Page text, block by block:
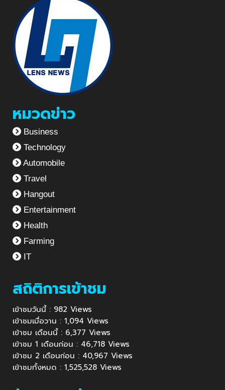
หมวดข่าว
Business
Technology
Automobile
Travel
Hangout
Entertainment
Health
Farming
IT
สถิติการเข้าชม
เข้าชมวันนี้ : 982 Views
เข้าชมเมื่อวาน : 1,094 Views
เข้าชม เดือนนี้ : 6,377 Views
เข้าชม 1 เดือนก่อน : 46,718 Views
เข้าชม 2 เดือนก่อน : 40,967 Views
เข้าชมทั้งหมด : 1,525,528 Views